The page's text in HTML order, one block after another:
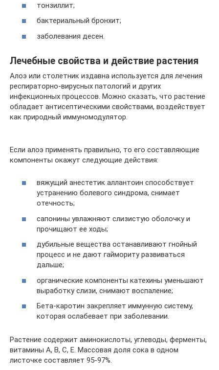
тонзиллит;
бактериальный бронхит;
заболевания десен.
Лечебные свойства и действие растения
Алоэ или столетник издавна используется для лечения
респираторно-вирусных патологий и других
инфекционных процессов. Можно сказать, что растение
обладает антисептическими свойствами, воздействует
как природный иммуномодулятор.
Если алоэ применять правильно, то его составляющие
компоненты окажут следующие действия:
вяжущий анестетик аллантоин способствует
устранению болевого синдрома, снимает
отечность;
сапонины увлажняют слизистую оболочку и
прочищают ее ходы;
дубильные вещества останавливают гнойный
процесс и не дают гаймориту развиваться
дальше;
органические компоненты катехины уменьшают
выработку слизи, снимают воспаление;
Бета-каротин закрепляет иммунную систему,
которая ослабевает при заболевании.
Растение содержит аминокислоты, углеводы, ферменты,
витамины А, В, С, Е. Массовая доля сока в одном
листочке составляет 95-97%.